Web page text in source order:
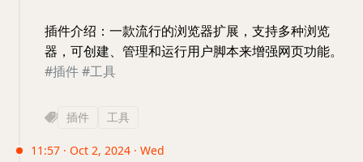
插件介绍：一款流行的浏览器扩展，支持多种浏览
器，可创建、管理和运行用户脚本来增强网页功能。
#插件#工具
插件 工具
11:57 · Oct 2, 2024 · Wed